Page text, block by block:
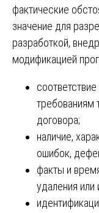
фактические
значение для
разработкой,
модификацией
требованиям
договора;
наличие,
ошибок,
факты и
удаления